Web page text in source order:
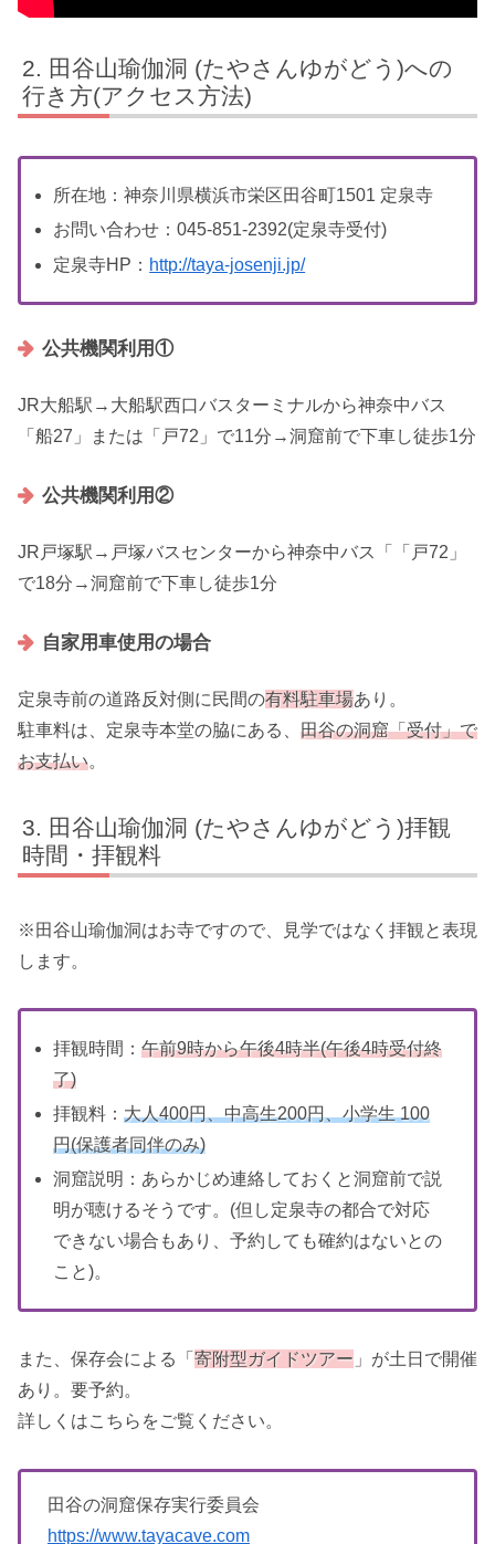
田谷山瑜伽洞 (たやさんゆがどう)への
行き方(アクセス方法)
所在地：神奈川県横浜市栄区田谷町1501 定泉寺
お問い合わせ：045-851-2392(定泉寺受付)
定泉寺HP： http://taya-josenji.jp/
公共機関利用①
JR大船駅→大船駅西口バスターミナルから神奈中バス
「船27」または「戸72」で11分→洞窟前で下車し徒歩1分
公共機関利用②
JR戸塚駅→戸塚バスセンターから神奈中バス「「戸72」
で18分→洞窟前で下車し徒歩1分
自家用車使用の場合
定泉寺前の道路反対側に民間の有料駐車場あり。
駐車料は、定泉寺本堂の脇にある、 田谷の洞窟「受付」で
お支払い。
田谷山瑜伽洞 (たやさんゆがどう)拝観
時間・拝観料
※田谷山瑜伽洞はお寺ですので、見学ではなく拝観と表現
します。
拝観時間：午前9時から午後4時半(午後4時受付終
了)
拝観料：大人400円、中高生200円、小学生 100
円(保護者同伴のみ)
洞窟説明：あらかじめ連絡しておくと洞窟前で説
明が聴けるそうです。(但し定泉寺の都合で対応
できない場合もあり、予約しても確約はないとの
こと)。
また、保存会による「 寄附型ガイドツアー 」が土日で開催
あり。要予約。
詳しくはこちらをご覧ください。
田谷の洞窟保存実行委員会
https://www.tayacave.com